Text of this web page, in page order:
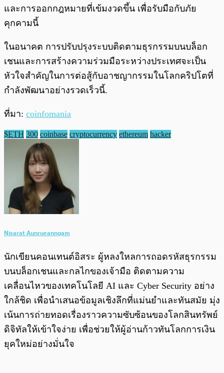
และการออกกฎหมายที่เข้มงวดขึ้น เพื่อรับมือกับภัย
คุกคามนี้
ในอนาคต การปรับปรุงระบบติดตามธุรกรรมบนบล็อก
เชนและการสร้างความร่วมมือระหว่างประเทศจะเป็น
หัวใจสำคัญในการต่อสู้กับอาชญากรรมในโลกคริปโตที่
กำลังพัฒนาอย่างรวดเร็วนี้.
ที่มา: coinfomania
$ETH 300 coinbase cryptocurrency ethereum hacker
Nisarat Aunrueanngam
นักเขียนคอนเทนต์อิสระ ผู้หลงใหลการถอดรหัสธุรกรรม
บนบล็อกเชนและกลไกของเจ้ามือ ติดตามความ
เคลื่อนไหวของเทคโนโลยี AI และ Cyber Security อย่าง
ใกล้ชิด เพื่อนำเสนอข้อมูลเชิงลึกที่แม่นยำและทันสมัย มุ่ง
เน้นการถ่ายทอดเรื่องราวความซับซ้อนของโลกสินทรัพย์
ดิจิทัลให้เข้าใจง่าย เพื่อช่วยให้ผู้อ่านก้าวทันโลกการเงิน
ยุคใหม่อย่างมั่นใจ